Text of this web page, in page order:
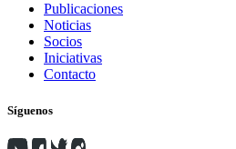
Publicaciones
Noticias
Socios
Iniciativas
Contacto
Síguenos